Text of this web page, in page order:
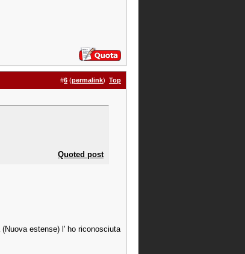
#6 (permalink) Top
Quoted post
estense) l' ho riconosciuta